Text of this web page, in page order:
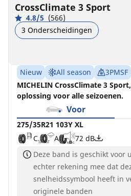
CrossClimate 3 Sport
4.8/5 (566)
3 Onderscheidingen
Nieuw All season 3PMSF
MICHELIN CrossClimate 3
oplossing voor alle seizoenen.
Voor
275/35R21 103Y XL
C
A 72 dB
Deze band is geschikt voor
echter rekening mee dat
snelheidssymbool heeft in
originele banden